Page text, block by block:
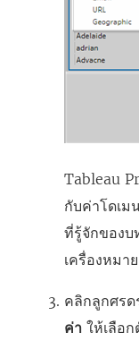
า
ง
ม่
)
Tableau
กับค่าโดเม
ที่รู้จักของ
เครื่องหมา
คลิกลูกศร
ค่า ให้เลือ